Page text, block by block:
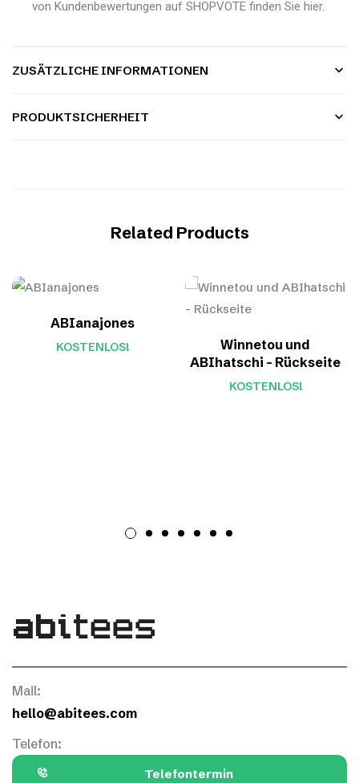
von Kundenbewertungen auf SHOPVOTE finden Sie hier.
ZUSÄTZLICHE INFORMATIONEN
PRODUKTSICHERHEIT
Related Products
ABIanajones
KOSTENLOS!
Winnetou und
ABIhatschi – Rückseite
KOSTENLOS!
Mail:
hello@abitees.com
Telefon:
Telefontermin